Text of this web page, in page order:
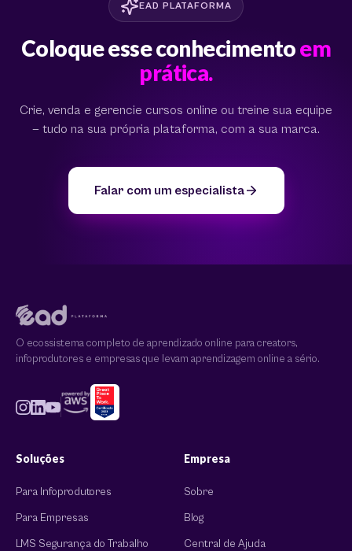
EAD PLATAFORMA
Coloque esse conhecimentoem
prática.
Crie, venda e gerencie cursos online ou treine sua equipe
— tudo na sua própria plataforma, com a sua marca.
Falar com um especialista
O ecossistema completo de aprendizado online para creators,
infoprodutores e empresas que levam aprendizagem online a sério.
Soluções
Para Infoprodutores
Para Empresas
LMS Segurança do Trabalho
Empresa
Sobre
Blog
Central de Ajuda